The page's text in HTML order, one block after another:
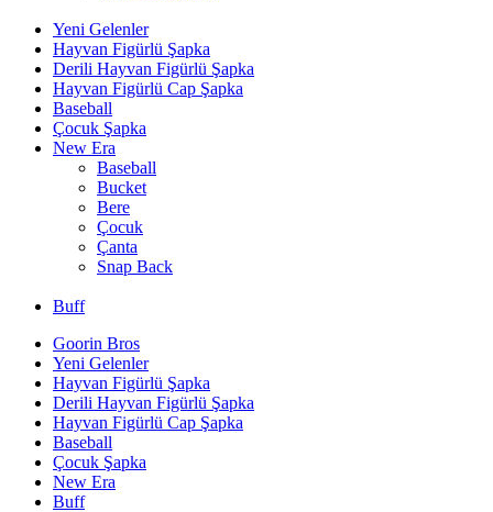
Yeni Gelenler
Hayvan Figürlü Şapka
Derili Hayvan Figürlü Şapka
Hayvan Figürlü Cap Şapka
Baseball
Çocuk Şapka
New Era
Baseball
Bucket
Bere
Çocuk
Çanta
Snap Back
Buff
Goorin Bros
Yeni Gelenler
Hayvan Figürlü Şapka
Derili Hayvan Figürlü Şapka
Hayvan Figürlü Cap Şapka
Baseball
Çocuk Şapka
New Era
Buff